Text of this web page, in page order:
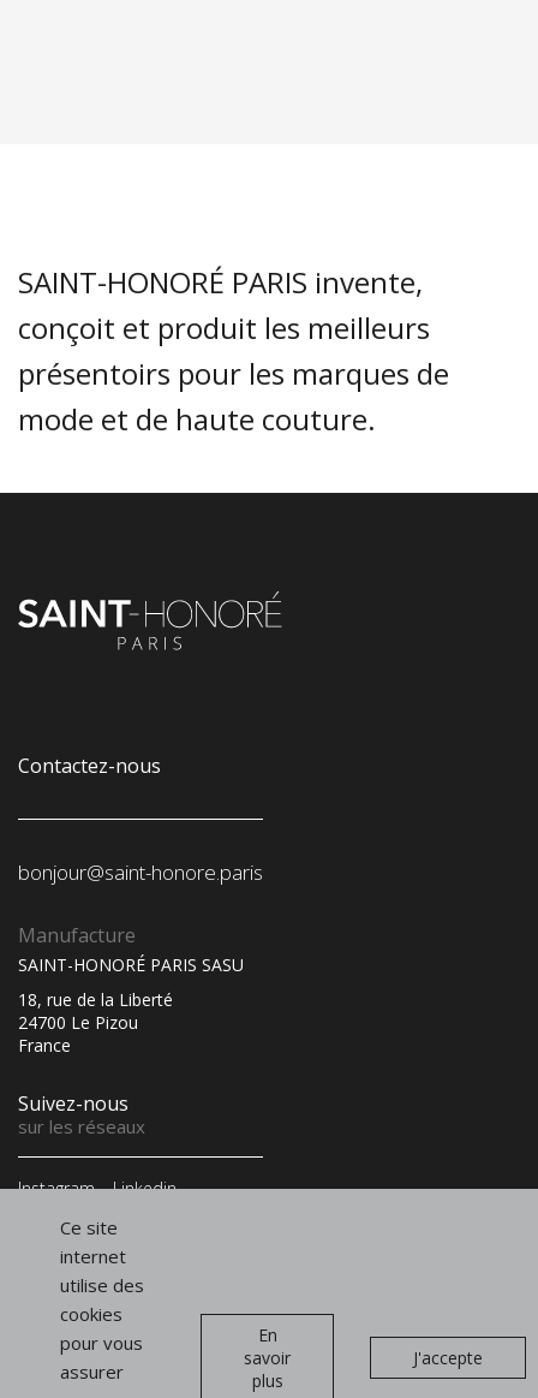
SAINT-HONORÉ PARIS invente,
conçoit et produit les meilleurs
présentoirs pour les marques de
mode et de haute couture.
Contactez-nous
bonjour@saint-honore.paris
Manufacture
SAINT-HONORÉ PARIS SASU
18, rue de la Liberté
24700 Le Pizou
France
Suivez-nous
sur les réseaux
Instagram Linkedin
et newsletter
Présentoirs
Ce site
internet
utilise des
cookies
pour vous
assurer
En
savoir
plus
J'accepte